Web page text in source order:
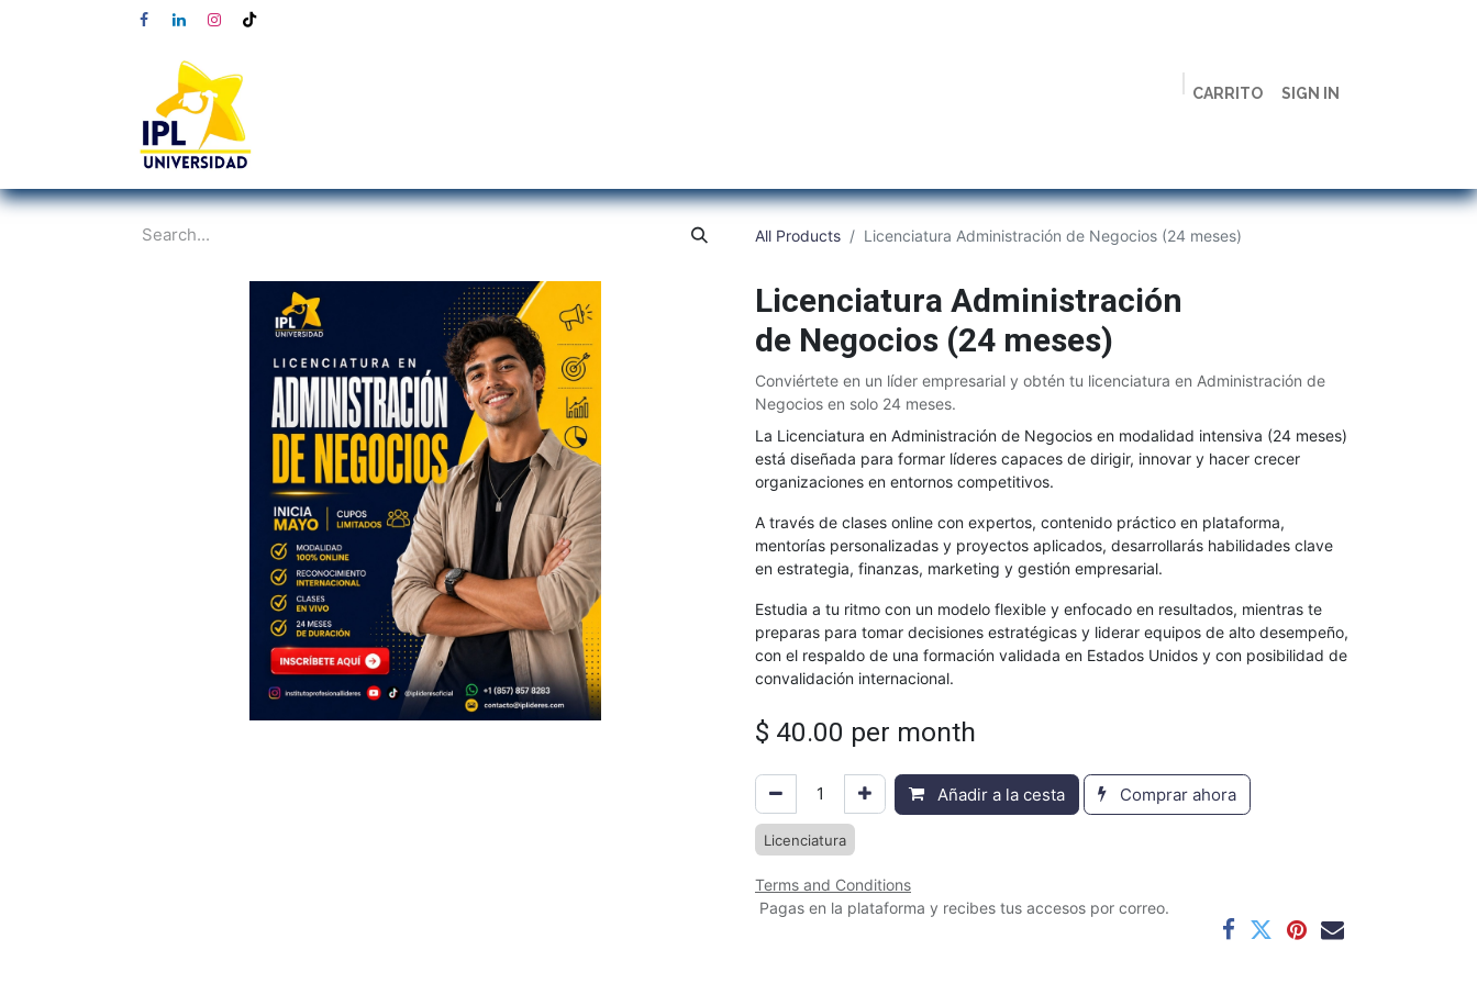
CARRITO SIGN IN
All Products Licenciatura Administración de Negocios (24 meses)
Licenciatura Administración
de Negocios (24 meses)
Conviértete en un líder empresarial y obtén tu licenciatura en Administración de
Negocios en solo 24 meses.
La Licenciatura en Administración de Negocios en modalidad intensiva (24 meses)
está diseñada para formar líderes capaces de dirigir, innovar y hacer crecer
organizaciones en entornos competitivos.
A través de clases online con expertos, contenido práctico en plataforma,
mentorías personalizadas y proyectos aplicados, desarrollarás habilidades clave
en estrategia, finanzas, marketing y gestión empresarial.
Estudia a tu ritmo con un modelo flexible y enfocado en resultados, mientras te
preparas para tomar decisiones estratégicas y liderar equipos de alto desempeño,
con el respaldo de una formación validada en Estados Unidos y con posibilidad de
convalidación internacional.
$ 40.00 per month
Añadir a la cesta Comprar ahora
Licenciatura
Terms and Conditions
Pagas en la plataforma y recibes tus accesos por correo.